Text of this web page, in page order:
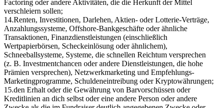
Factoring oder andere Aktivitäten, die die Herkunft der Mittel
verschleiern sollen;
14.Renten, Investitionen, Darlehen, Aktien- oder Lotterie-Verträge,
Anzahlungssysteme, Offshore-Bankgeschäfte oder ähnliche
Transaktionen, Finanzdienstleistungen (einschließlich
Wertpapierbörsen, Scheckeinlösung oder ähnlichem),
Schneeballsysteme, Systeme, die schnellen Reichtum versprechen
(z. B. Investmentchancen oder andere Dienstleistungen, die hohe
Prämien versprechen), Netzwerkmarketing und Empfehlungs-
Marketingprogramme, Schuldeneintreibung oder Kryptowährungen;
15.den Erhalt oder die Gewährung von Barvorschüssen oder
Kreditlinien an dich selbst oder eine andere Person oder andere